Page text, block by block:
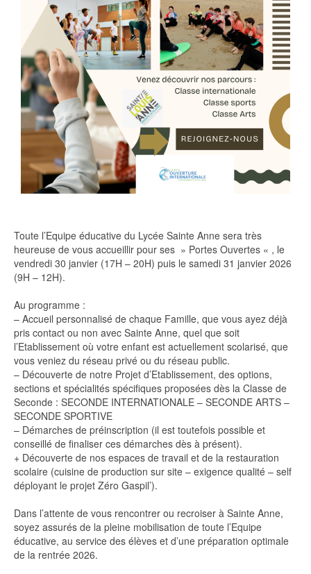
Toute l’Equipe éducative du Lycée Sainte Anne sera très
heureuse de vous accueillir pour ses » Portes Ouvertes « , le
vendredi 30 janvier (17H – 20H) puis le samedi 31 janvier 2026
(9H – 12H).
Au programme :
– Accueil personnalisé de chaque Famille, que vous ayez déjà
pris contact ou non avec Sainte Anne, quel que soit
l’Etablissement où votre enfant est actuellement scolarisé, que
vous veniez du réseau privé ou du réseau public.
– Découverte de notre Projet d’Etablissement, des options,
sections et spécialités spécifiques proposées dès la Classe de
Seconde : SECONDE INTERNATIONALE – SECONDE ARTS –
SECONDE SPORTIVE
– Démarches de préinscription (il est toutefois possible et
conseillé de finaliser ces démarches dès à présent).
+ Découverte de nos espaces de travail et de la restauration
scolaire (cuisine de production sur site – exigence qualité – self
déployant le projet Zéro Gaspil’).
Dans l’attente de vous rencontrer ou recroiser à Sainte Anne,
soyez assurés de la pleine mobilisation de toute l’Equipe
éducative, au service des élèves et d’une préparation optimale
de la rentrée 2026.